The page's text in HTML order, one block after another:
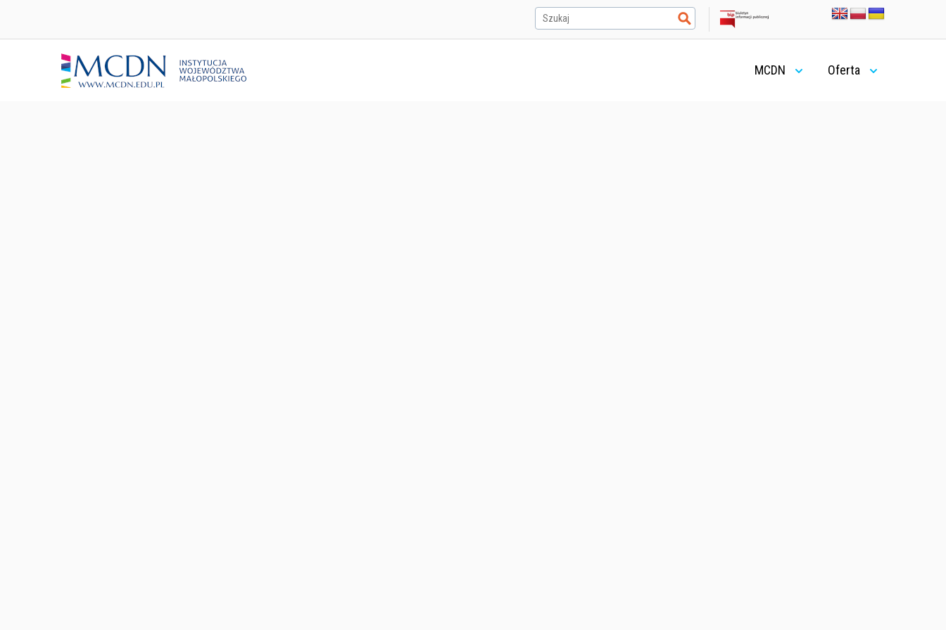
MCDN Oferta